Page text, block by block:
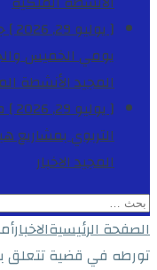
[ يوليو 29, 2026 ]
يومي الخميس
المجيدالأنشطة
[ يوليو 29, 2026 ]
التربوي بمشاريع
المجيدالاخبار
البحث
عن:
الصفحة الرئيسيةالاخبار
تورطه في قضية تتعلق